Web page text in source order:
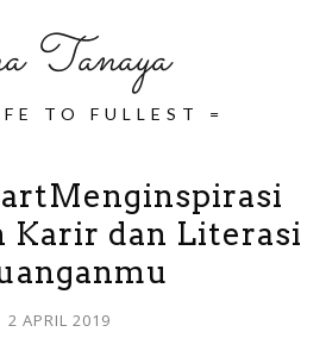
Tanaya
TO FULLEST =
Karir dan Literasi
2 APRIL 2019